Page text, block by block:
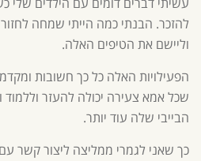
עשיתי דברים דומים עם הילדים שלי
להזכר. הבנתי כמה הייתי שמחה לחזור
וליישם את הטיפים האלה.
הפעילויות האלה כל כך חשובות
שכל אמא צעירה יכולה להעזר וללמוד
הבייבי שלה עוד יותר.
כך שאני לגמרי ממליצה ליצור קשר עם